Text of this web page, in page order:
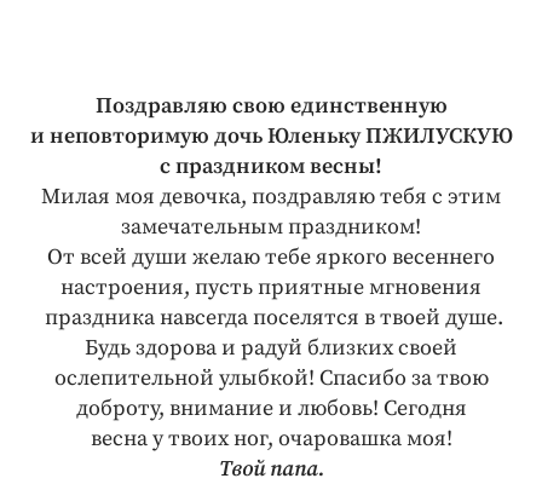
Поздравляю свою единственную
и неповторимую дочь Юленьку ПЖИЛУСКУЮ
с праздником весны!
Милая моя девочка, поздравляю тебя с этим
замечательным праздником!
От всей души желаю тебе яркого весеннего
настроения, пусть приятные мгновения
праздника навсегда поселятся в твоей душе.
Будь здорова и радуй близких своей
ослепительной улыбкой! Спасибо за твою
доброту, внимание и любовь! Сегодня
весна у твоих ног, очаровашка моя!
Твой папа.